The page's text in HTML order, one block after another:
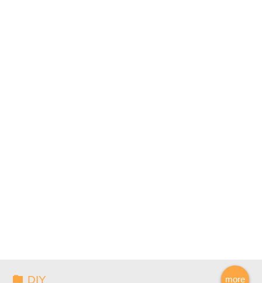
more
DIY